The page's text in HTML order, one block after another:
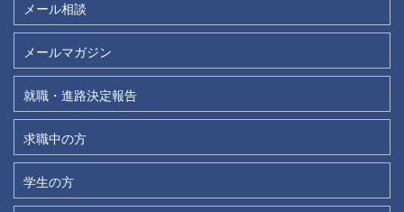
メール相談
メールマガジン
就職・進路決定報告
求職中の方
学生の方